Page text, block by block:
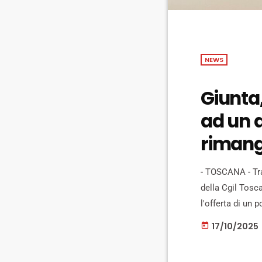
NEWS
ad un
- TOSCANA -
della Cgil
l'offerta di un
di cuore
today 17/10/2025